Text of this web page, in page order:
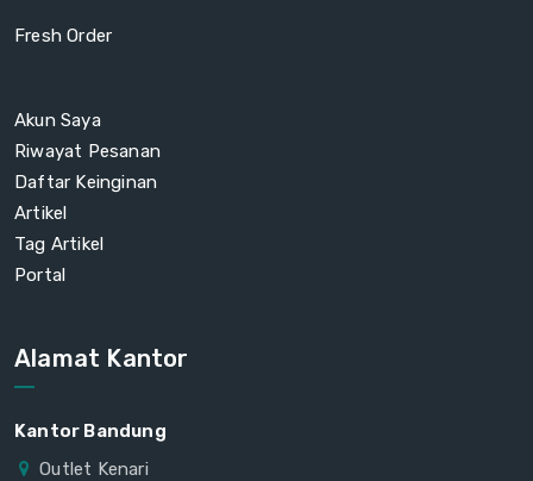
Fresh Order
Akun Saya
Riwayat Pesanan
Daftar Keinginan
Artikel
Tag Artikel
Portal
Alamat Kantor
Kantor Bandung
Outlet Kenari